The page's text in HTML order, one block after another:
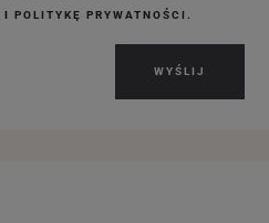
I POLITYKĘ PRYWATNOŚCI.
WYŚLIJ